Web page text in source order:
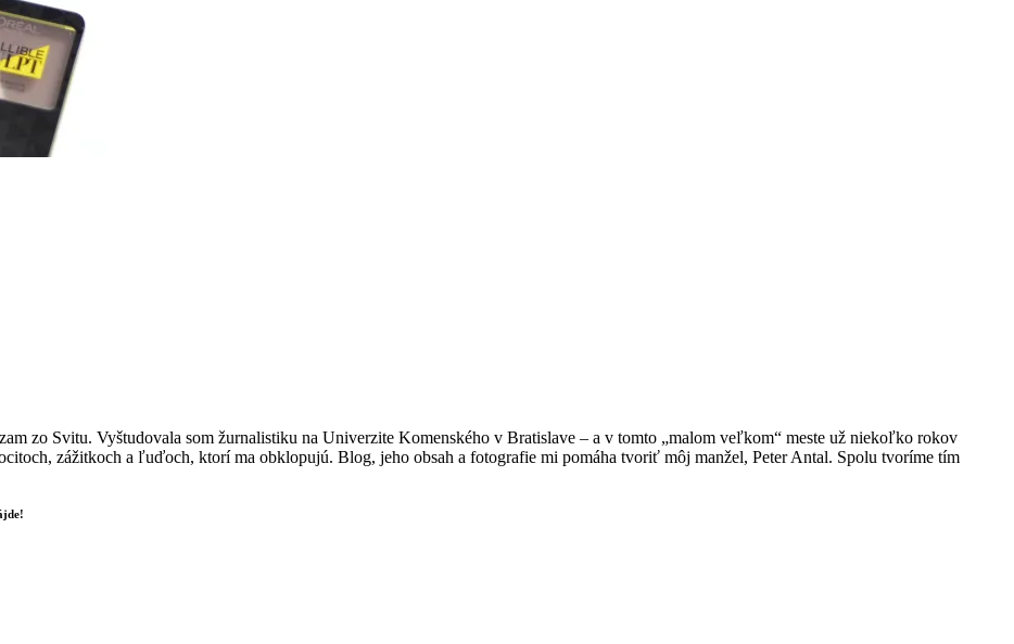
zo Svitu. Vyštudovala som žurnalistiku na Univerzite Komenského v Bratislave – a v tomto „malom veľkom“ meste už niekoľko rokov
zážitkoch a ľuďoch, ktorí ma obklopujú. Blog, jeho obsah a fotografie mi pomáha tvoriť môj manžel, Peter Antal. Spolu tvoríme tím